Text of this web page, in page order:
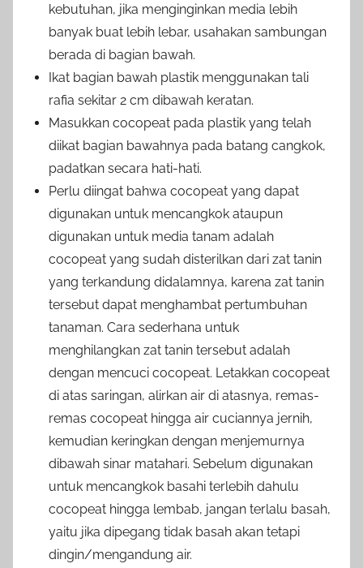
kebutuhan, jika menginginkan media lebih
banyak buat lebih lebar, usahakan sambungan
berada di bagian bawah.
Ikat bagian bawah plastik menggunakan tali
rafia sekitar 2 cm dibawah keratan.
Masukkan cocopeat pada plastik yang telah
diikat bagian bawahnya pada batang cangkok,
padatkan secara hati-hati.
Perlu diingat bahwa cocopeat yang dapat
digunakan untuk mencangkok ataupun
digunakan untuk media tanam adalah
cocopeat yang sudah disterilkan dari zat tanin
yang terkandung didalamnya, karena zat tanin
tersebut dapat menghambat pertumbuhan
tanaman. Cara sederhana untuk
menghilangkan zat tanin tersebut adalah
dengan mencuci cocopeat. Letakkan cocopeat
di atas saringan, alirkan air di atasnya, remas-
remas cocopeat hingga air cuciannya jernih,
kemudian keringkan dengan menjemurnya
dibawah sinar matahari. Sebelum digunakan
untuk mencangkok basahi terlebih dahulu
cocopeat hingga lembab, jangan terlalu basah,
yaitu jika dipegang tidak basah akan tetapi
dingin/mengandung air.